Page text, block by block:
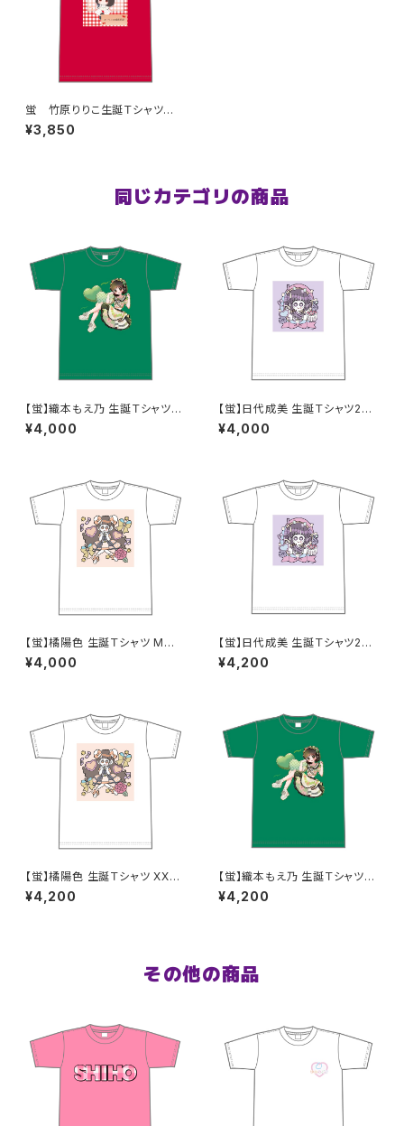
蛍 竹原りりこ生誕Ｔシャツ
M〜XLサイズ
¥3,850
同じカテゴリの商品
【蛍】織本もえ乃 生誕Ｔシャツ2
025 M〜XLサイズ
¥4,000
【蛍】日代成美 生誕Ｔシャツ202
5 M〜XLサイズ
¥4,000
【蛍】橘陽色 生誕Ｔシャツ M〜X
Lサイズ
¥4,000
【蛍】日代成美 生誕Ｔシャツ202
5 XXL〜XXXLサイズ
¥4,200
【蛍】橘陽色 生誕Ｔシャツ XX
L〜XXXLサイズ
¥4,200
【蛍】織本もえ乃 生誕Ｔシャツ2
025 XXL〜XXXLサイズ
¥4,200
その他の商品